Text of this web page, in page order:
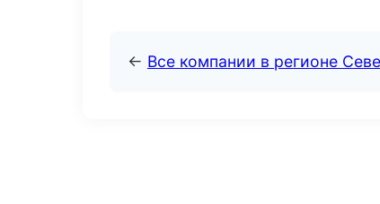
← Все компании в регионе